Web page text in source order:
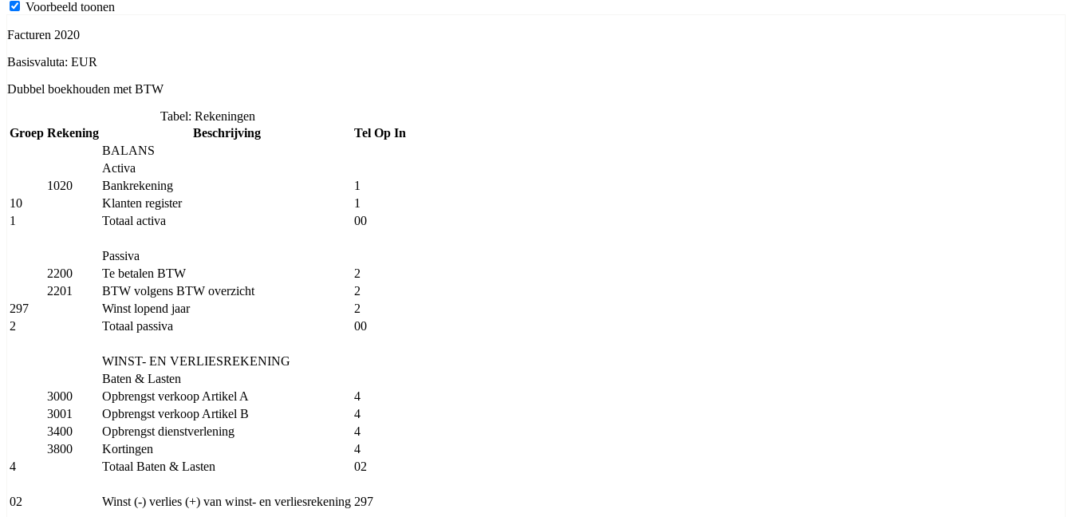
Voorbeeld toonen
Facturen 2020
Basisvaluta: EUR
Dubbel boekhouden met BTW
Tabel: Rekeningen
Groep Rekening Beschrijving
Tel Op In
BALANS
Activa
1020
Bankrekening
1
10
Klanten register
1
1
Totaal activa 00
Passiva
2200
Te betalen BTW
2
2201
BTW volgens BTW overzicht
2
297
Winst lopend jaar
2
2
Totaal passiva 00
WINST- EN VERLIESREKENING
Baten & Lasten
3000
Opbrengst verkoop Artikel A
4
3001
Opbrengst verkoop Artikel B
4
3400
Opbrengst dienstverlening
4
3800
Kortingen
4
4
Totaal Baten & Lasten 02
02 Winst (-) verlies (+) van winst- en verliesrekening 297